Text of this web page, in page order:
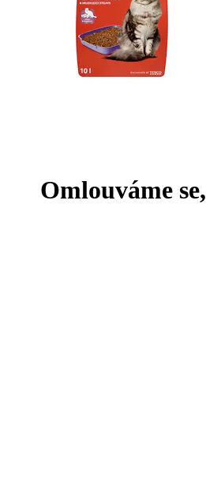
Omlouváme